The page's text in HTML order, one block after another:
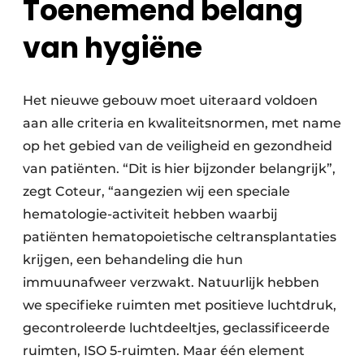
Toenemend belang
van hygiëne
Het nieuwe gebouw moet uiteraard voldoen
aan alle criteria en kwaliteitsnormen, met name
op het gebied van de veiligheid en gezondheid
van patiënten. “Dit is hier bijzonder belangrijk”,
zegt Coteur, “aangezien wij een speciale
hematologie-activiteit hebben waarbij
patiënten hematopoietische celtransplantaties
krijgen, een behandeling die hun
immuunafweer verzwakt. Natuurlijk hebben
we specifieke ruimten met positieve luchtdruk,
gecontroleerde luchtdeeltjes, geclassificeerde
ruimten, ISO 5-ruimten. Maar één element